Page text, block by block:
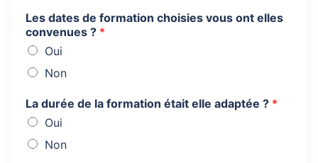
Les dates de formation choisies vous ont elles
convenues ? *
Oui
Non
La durée de la formation était elle adaptée ? *
Oui
Non